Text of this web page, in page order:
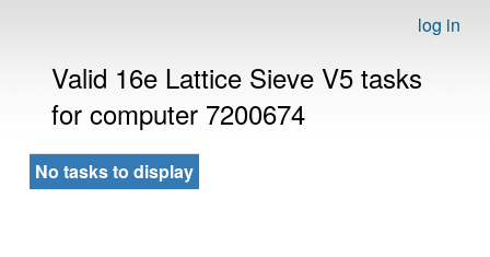
log in
Valid 16e Lattice Sieve V5 tasks
for computer 7200674
No tasks to display